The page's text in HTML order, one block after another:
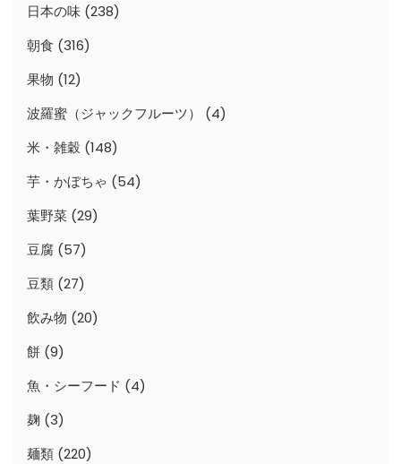
日本の味 (238)
朝食 (316)
果物 (12)
波羅蜜（ジャックフルーツ）
(4)
米・雑穀 (148)
芋・かぼちゃ (54)
葉野菜 (29)
豆腐 (57)
豆類 (27)
飲み物 (20)
餅 (9)
魚・シーフード (4)
麹 (3)
麺類 (220)